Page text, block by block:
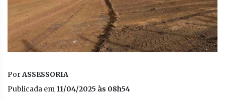
PorASSESSORIA
Publicada em 11/04/2025 às 08h54